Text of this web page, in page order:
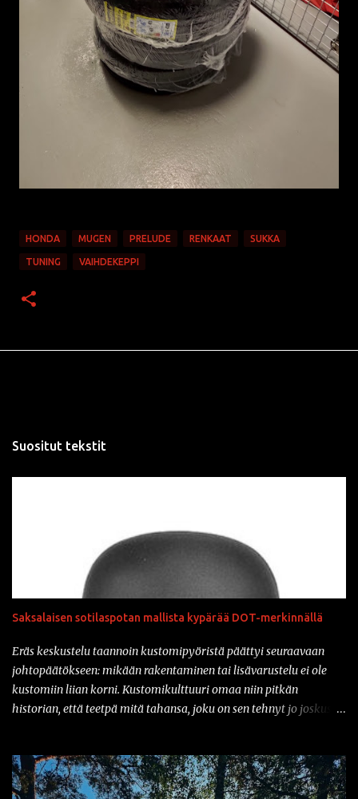
HONDA MUGEN PRELUDE RENKAAT SUKKA
TUNING VAIHDEKEPPI
Suositut tekstit
Saksalaisen sotilaspotan mallista kypärää DOT-merkinnällä
Eräs keskustelu taannoin kustomipyöristä päättyi seuraavaan
johtopäätökseen: mikään rakentaminen tai lisävarustelu ei ole
kustomiin liian korni. Kustomikulttuuri omaa niin pitkän
historian, että teetpä mitä tahansa, joku on sen tehnyt jo joskus
parin vuoden sisään nähtyä mm. prätkäliivi, mikä oli päällystetty
kokonaan kaljatölkin avausklipsuilla ja muuta vastaavaa.